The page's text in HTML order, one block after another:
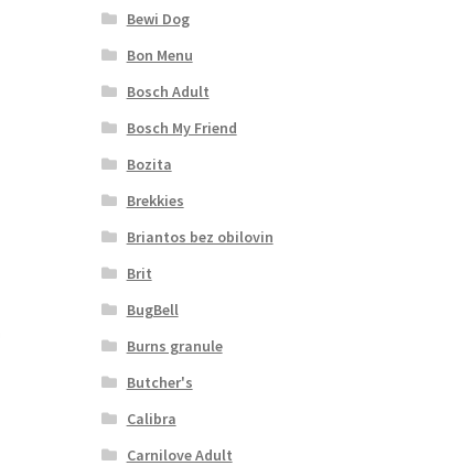
Bewi Dog
Bon Menu
Bosch Adult
Bosch My Friend
Bozita
Brekkies
Briantos bez obilovin
Brit
BugBell
Burns granule
Butcher's
Calibra
Carnilove Adult